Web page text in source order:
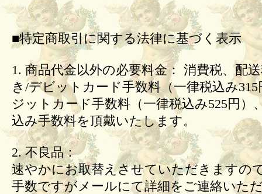
■特定商取引に関する法律に基づく表示
1. 商品代金以外の必要料金： 消費税、配
き/デビットカード手数料（一律税込み
ジットカード手数料（一律税込み525円）
込み手数料を頂戴いたします。
2. 不良品：
速やかにお取替えさせていただきますの
手数ですがメールにて詳細をご連絡いた